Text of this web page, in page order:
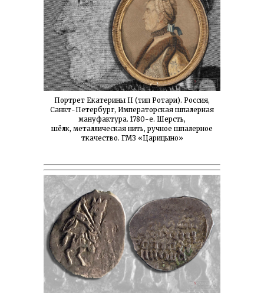
Портрет Екатерины II (тип Ротари). Россия,
Санкт-Петербург, Императорская шпалерная
мануфактура. 1780-е. Шерсть,
шёлк, металлическая нить, ручное шпалерное
ткачество. ГМЗ «Царицыно»